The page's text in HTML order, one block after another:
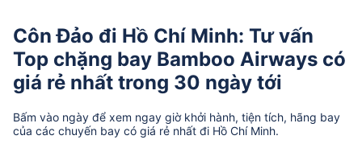
Côn Đảo đi Hồ Chí Minh: Tư vấn
Top chặng bay Bamboo Airways có
giá rẻ nhất trong 30 ngày tới
Bấm vào ngày để xem ngay giờ khởi hành, tiện tích, hãng bay
của các chuyến bay có giá rẻ nhất đi Hồ Chí Minh.